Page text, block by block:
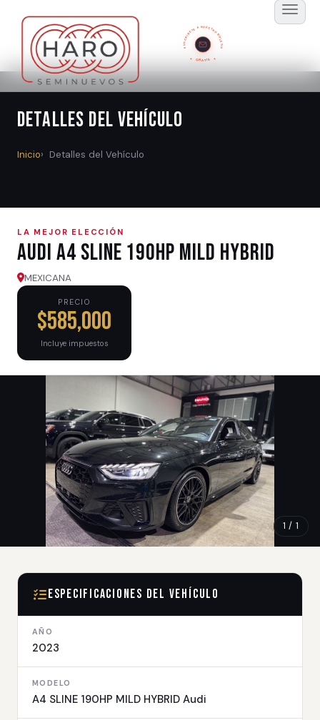
SUSCRÍBETE A NUESTRO BOLETÍN
GRATIS
Detalles del Vehículo
Inicio Detalles del Vehículo
LA MEJOR ELECCIÓN
Audi A4 SLINE 190HP MILD HYBRID
MEXICANA
PRECIO
$585,000
Incluye impuestos
1 / 1
Especificaciones del Vehículo
AÑO
2023
MODELO
A4 SLINE 190HP MILD HYBRID Audi